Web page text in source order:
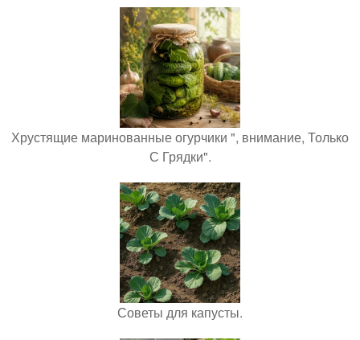
Хрустящие маринованные огурчики ", внимание, Только
С Грядки".
Советы для капусты.